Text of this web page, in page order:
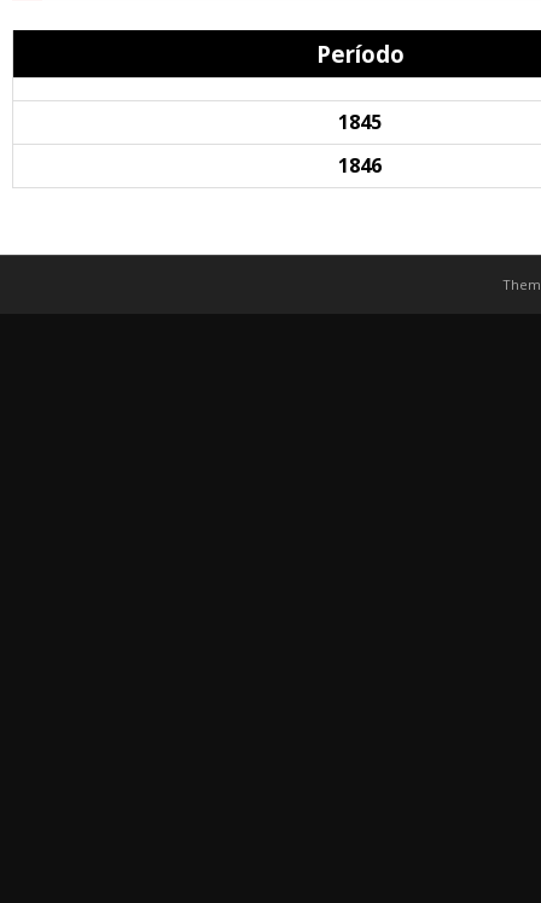
Período
1845
1846